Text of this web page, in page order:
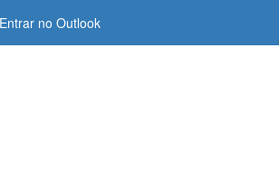
Entrar no Outlook